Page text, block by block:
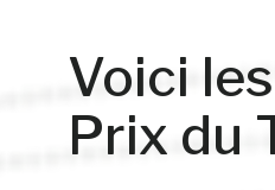
Voici
Prix du